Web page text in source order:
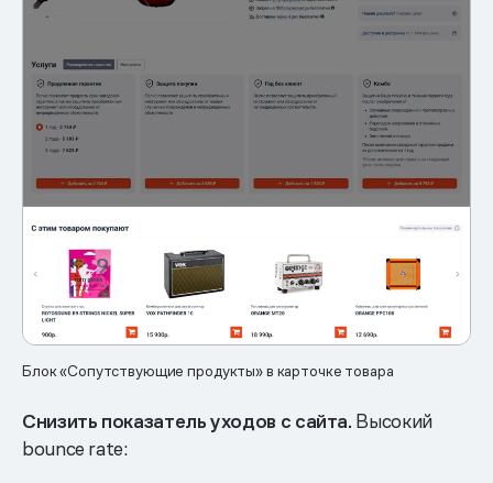
Блок «Сопутствующие продукты» в карточке товара
Снизить показатель уходов с сайта. Высокий
bounce rate: